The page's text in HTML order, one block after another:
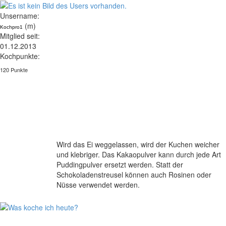
Unsername:
Kochpro1
(m)
Mitglied seit:
01.12.2013
Kochpunkte:
120 Punkte
Wird das Ei weggelassen, wird der Kuchen weicher
und klebriger. Das Kakaopulver kann durch jede Art
Puddingpulver ersetzt werden. Statt der
Schokoladenstreusel können auch Rosinen oder
Nüsse verwendet werden.